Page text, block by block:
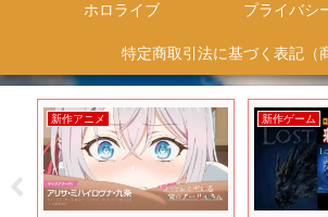
ホロライブ
新作アニメ 新作ゲーム